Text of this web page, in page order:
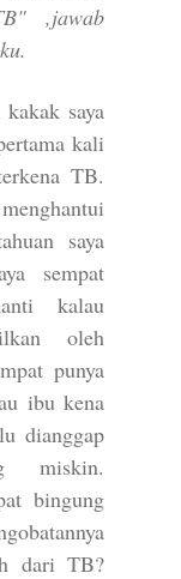
,jawab
saya
kali
TB.
saya
sempat
kalau
oleh
punya
ibu kena
dianggap
miskin.
bingung
dari TB?